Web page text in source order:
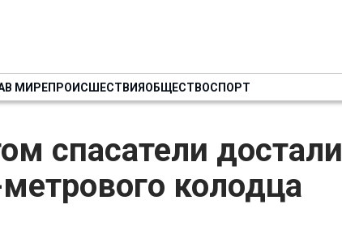
В МИРЕПРОИСШЕСТВИЯОБЩЕСТВОСПОРТ
спасатели достали
колодца